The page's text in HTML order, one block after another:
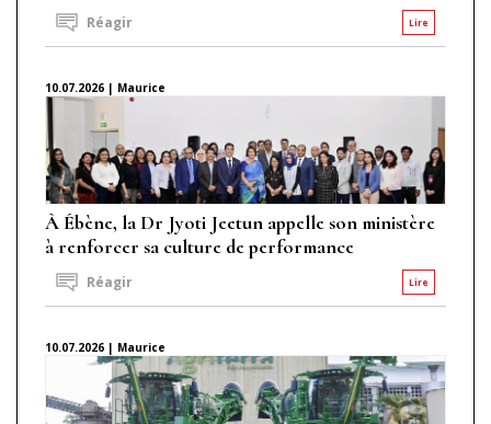
Lire
Réagir
10.07.2026 | Maurice
À Ébène, la Dr Jyoti Jeetun appelle son ministère
à renforcer sa culture de performance
Lire
Réagir
10.07.2026 | Maurice